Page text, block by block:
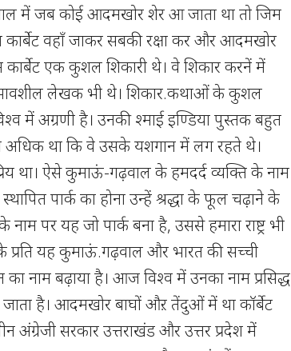
में जब कोई आदमखोर शेर आ जाता था तो जिम
कार्बेट वहाँ जाकर सबकी रक्षा कर और आदमखोर
कार्बेट एक कुशल शिकारी थे। वे शिकार करनें में
लेखक भी थे। शिकार.कथाओं के कुशल
में अग्रणी है। उनकी श्माई इण्डिया पुस्तक बहुत
अधिक था कि वे उसके यशगान में लग रहते थे।
था। ऐसे कुमाऊं-गढ़वाल के हमदर्द व्यक्ति के नाम
पार्क का होना उन्हें श्रद्धा के फूल चढ़ाने के
पर यह जो पार्क बना है, उससे हमारा राष्ट्र भी
प्रति यह कुमाऊं.गढ़वाल और भारत की सच्ची
नाम बढ़ाया है। आज विश्व में उनका नाम प्रसिद्ध
है। आदमखोर बाघों औऱ तेंदुओं में था कॉर्बेट
अंग्रेजी सरकार उत्तराखंड और उत्तर प्रदेश में